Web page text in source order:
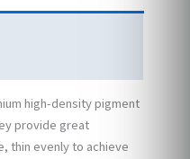
high-density pigment
provide great
thin evenly to achieve